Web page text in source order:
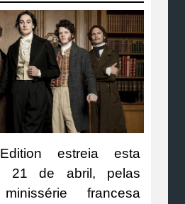
estreia esta
21 de abril, pelas
francesa